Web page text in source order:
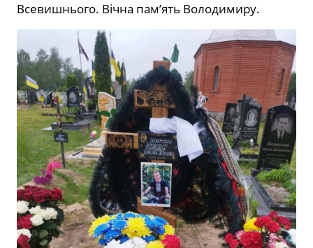
Всевишнього. Вічна пам’ять Володимиру.